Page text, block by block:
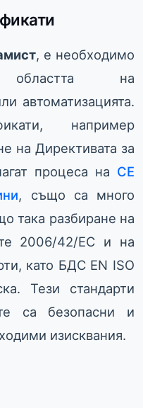
, е необходимо
на
автоматизацията.
например
на Директивата за
процеса на CE
, също са много
така разбиране на
2006/42/EC и на
като БДС EN ISO
Тези стандарти
са безопасни и
изисквания.